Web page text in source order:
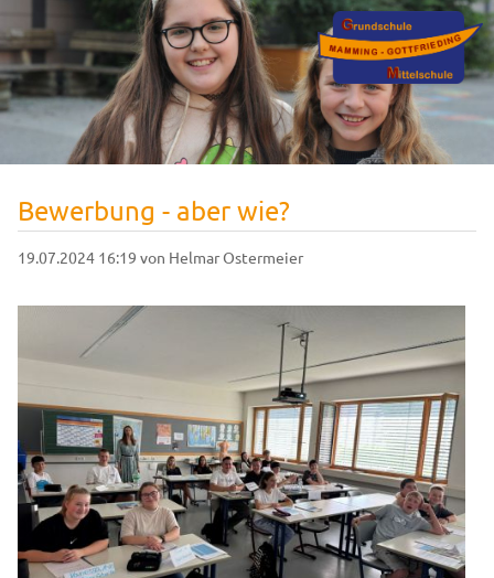
Bewerbung - aber wie?
19.07.2024 16:19 von Helmar Ostermeier